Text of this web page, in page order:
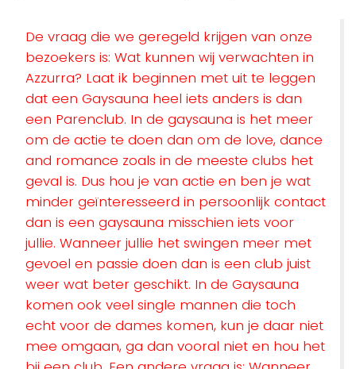
De vraag die we geregeld krijgen van onze
bezoekers is: Wat kunnen wij verwachten in
Azzurra? Laat ik beginnen met uit te leggen
dat een Gaysauna heel iets anders is dan
een Parenclub. In de gaysauna is het meer
om de actie te doen dan om de love, dance
and romance zoals in de meeste clubs het
geval is. Dus hou je van actie en ben je wat
minder geïnteresseerd in persoonlijk contact
dan is een gaysauna misschien iets voor
jullie. Wanneer jullie het swingen meer met
gevoel en passie doen dan is een club juist
weer wat beter geschikt. In de Gaysauna
komen ook veel single mannen die toch
echt voor de dames komen, kun je daar niet
mee omgaan, ga dan vooral niet en hou het